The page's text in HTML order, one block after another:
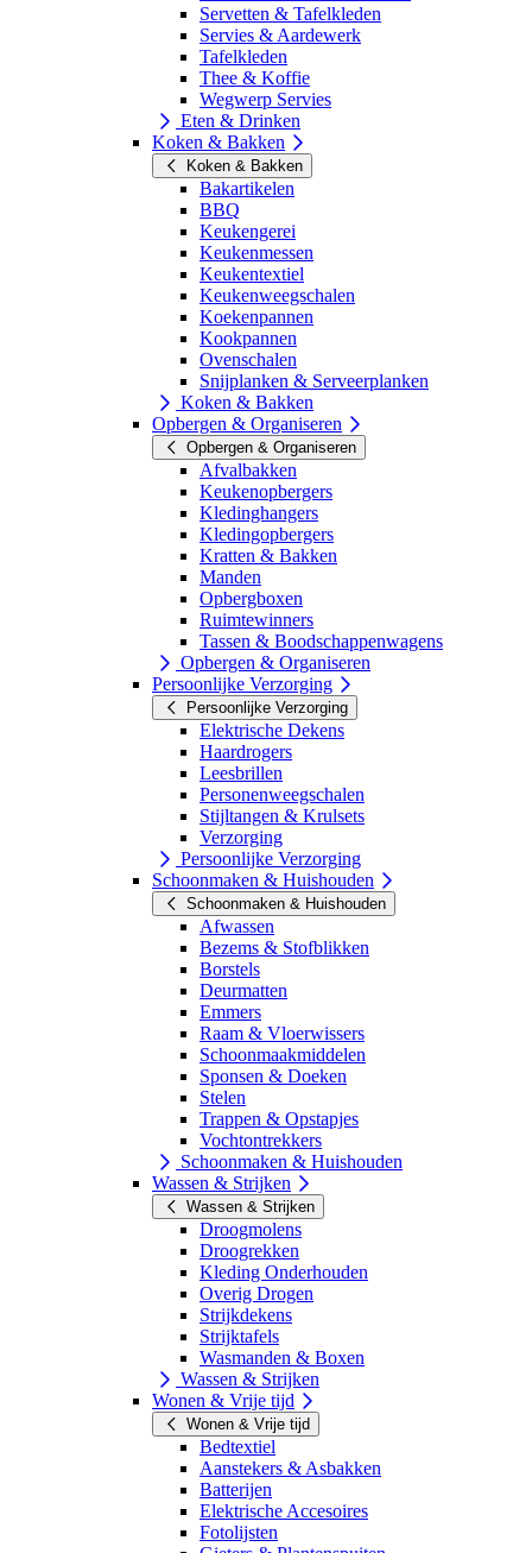
Servetten & Tafelkleden
Servies & Aardewerk
Tafelkleden
Thee & Koffie
Wegwerp Servies
Eten & Drinken
Koken & Bakken
Koken & Bakken
Bakartikelen
BBQ
Keukengerei
Keukenmessen
Keukentextiel
Keukenweegschalen
Koekenpannen
Kookpannen
Ovenschalen
Snijplanken & Serveerplanken
Koken & Bakken
Opbergen & Organiseren
Opbergen & Organiseren
Afvalbakken
Keukenopbergers
Kledinghangers
Kledingopbergers
Kratten & Bakken
Manden
Opbergboxen
Ruimtewinners
Tassen & Boodschappenwagens
Opbergen & Organiseren
Persoonlijke Verzorging
Persoonlijke Verzorging
Elektrische Dekens
Haardrogers
Leesbrillen
Personenweegschalen
Stijltangen & Krulsets
Verzorging
Persoonlijke Verzorging
Schoonmaken & Huishouden
Schoonmaken & Huishouden
Afwassen
Bezems & Stofblikken
Borstels
Deurmatten
Emmers
Raam & Vloerwissers
Schoonmaakmiddelen
Sponsen & Doeken
Stelen
Trappen & Opstapjes
Vochtontrekkers
Schoonmaken & Huishouden
Wassen & Strijken
Wassen & Strijken
Droogmolens
Droogrekken
Kleding Onderhouden
Overig Drogen
Strijkdekens
Strijktafels
Wasmanden & Boxen
Wassen & Strijken
Wonen & Vrije tijd
Wonen & Vrije tijd
Bedtextiel
Aanstekers & Asbakken
Batterijen
Elektrische Accesoires
Fotolijsten